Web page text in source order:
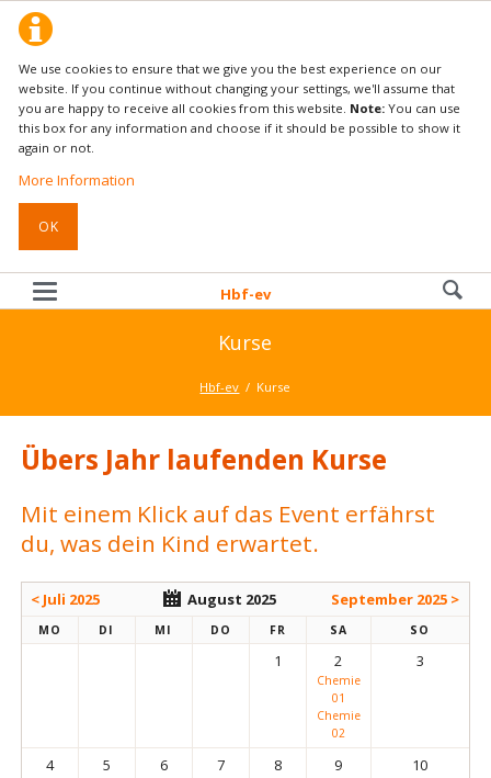
We use cookies to ensure that we give you the best experience on our
website. If you continue without changing your settings, we'll assume that
you are happy to receive all cookies from this website. Note:You can use
this box for any information and choose if it should be possible to show it
again or not.
More Information
OK
Hbf-ev
Kurse
Hbf-ev Kurse
Übers Jahr laufenden Kurse
Mit einem Klick auf das Event erfährst
du, was dein Kind erwartet.
< Juli 2025 August 2025 September 2025 >
MO DI MI DO FR SA SO
1 2
Chemie
01
Chemie
02
3
4 5 6 7 8 9
10